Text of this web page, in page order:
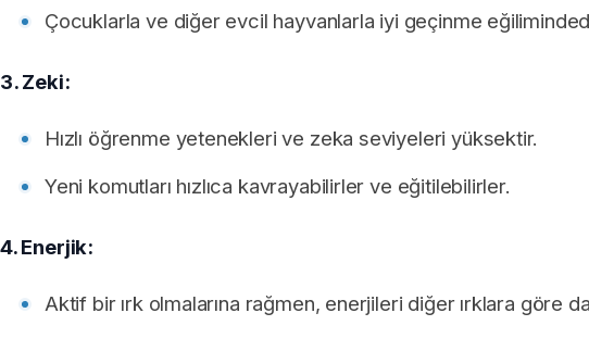
Çocuklarla ve diğer evcil hayvanlarla iyi geçinme
3. Zeki:
Hızlı öğrenme yetenekleri ve zeka seviyeleri yüksektir.
Yeni komutları hızlıca kavrayabilirler ve eğitilebilirler.
4. Enerjik:
Aktif bir ırk olmalarına rağmen, enerjileri diğer ırklara göre